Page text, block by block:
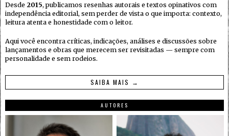
Desde 2015, publicamos resenhas autorais e textos opinativos com
independência editorial, sem perder de vista o que importa: contexto,
leitura atenta e honestidade com o leitor.
Aqui você encontra críticas, indicações, análises e discussões sobre
lançamentos e obras que merecem ser revisitadas — sempre com
personalidade e sem rodeios.
SAIBA MAIS →
AUTORES